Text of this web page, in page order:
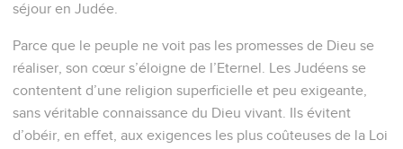
séjour en Judée.
Parce que le peuple ne voit pas les promesses de Dieu se
réaliser, son cœur s’éloigne de l’Eternel. Les Judéens se
contentent d’une religion superficielle et peu exigeante,
sans véritable connaissance du Dieu vivant. Ils évitent
d’obéir, en effet, aux exigences les plus coûteuses de la Loi